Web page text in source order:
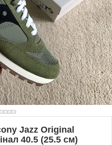
Jazz Original
40.5 (25.5 см)